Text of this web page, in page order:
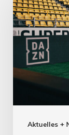
Aktuelles +